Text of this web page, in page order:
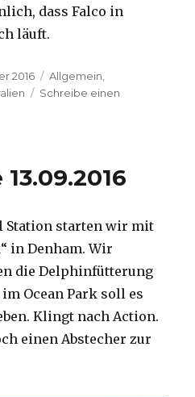
dass Falco in
läuft.
2016 Kategorien
Allgemein
Schreibe einen
Station starten wir mit
in Denham. Wir
die Delphinfütterung
Ocean Park soll es
Klingt nach Action.
einen Abstecher zur